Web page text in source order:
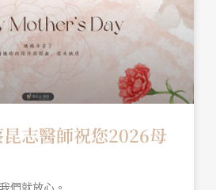
志醫師祝您2026母
們就放心。